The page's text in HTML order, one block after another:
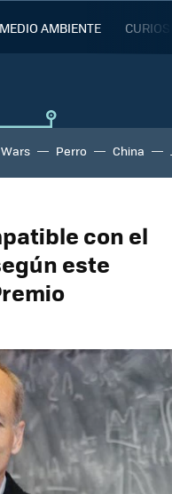
MEDIO AMBIENTE
Perro China
con el
este